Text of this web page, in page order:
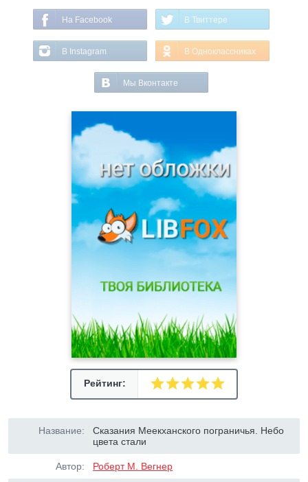
На Facebook В Твиттере
В Instagram В Одноклассниках
Мы Вконтакте
Рейтинг:
Название:
Сказания Меекханского пограничья. Небо
цвета стали
Автор: Роберт М. Вегнер